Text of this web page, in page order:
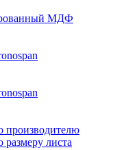
МДФ
производителю
размеру листа